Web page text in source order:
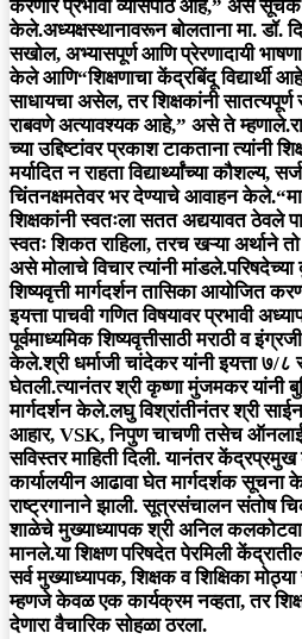
करणारे प्रभावी व्यासपीठ आहे,” असे सूचक
केले.अध्यक्षस्थानावरून बोलताना मा. डॉ.
सखोल, अभ्यासपूर्ण आणि प्रेरणादायी
केले आणि“शिक्षणाचा केंद्रबिंदू विद्यार्थी
साधायचा असेल, तर शिक्षकांनी सातत्यपूर्ण
राबवणे अत्यावश्यक आहे,” असे ते
च्या उद्दिष्टांवर प्रकाश टाकताना त्यांनी
मर्यादित न राहता विद्यार्थ्यांच्या
चिंतनक्षमतेवर भर देण्याचे आवाहन
शिक्षकांनी स्वतःला सतत अद्ययावत ठेवले
स्वतः शिकत राहिला, तरच खऱ्या अर्थाने तो
असे मोलाचे विचार त्यांनी
शिष्यवृत्ती मार्गदर्शन तासिका आयोजित
इयत्ता पाचवी गणित विषयावर प्रभावी
पूर्वमाध्यमिक शिष्यवृत्तीसाठी मराठी व
केले.श्री धर्माजी चांदेकर यांनी इयत्ता ७/८
घेतली.त्यानंतर श्री कृष्णा मुंजमकर यांनी
मार्गदर्शन केले.लघु विश्रांतीनंतर श्री
आहार, VSK, निपुण चाचणी तसेच
सविस्तर माहिती दिली. यानंतर केंद्रप्रमुख
कार्यालयीन आढावा घेत मार्गदर्शक सूचना
राष्ट्रगानाने झाली. सूत्रसंचालन संतोष
शाळेचे मुख्याध्यापक श्री अनिल
मानले.या शिक्षण परिषदेत पेरमिली
सर्व मुख्याध्यापक, शिक्षक व शिक्षिका
म्हणजे केवळ एक कार्यक्रम नव्हता, तर
देणारा वैचारिक सोहळा ठरला.